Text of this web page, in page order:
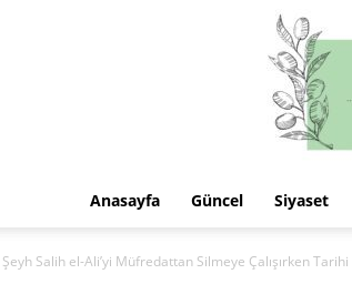
Anasayfa Güncel Siyaset
Şeyh Salih el-Ali’yi Müfredattan Silmeye Çalışırken